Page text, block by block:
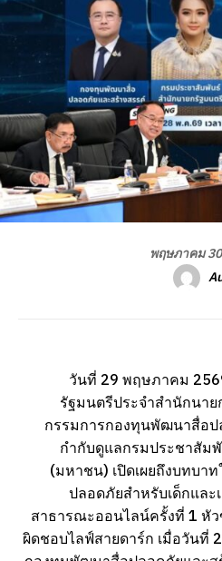
พฤษภาคม
วันที่ 29 พฤษภาคม
รัฐมนตรีประจำสำนักนา
กรรมการกองทุนพัฒนาสื่อป
กำกับดูแลกรมประชาสัม
(มหาชน) เปิดเผยถึงบทบา
ปลอดภัยสำหรับเด็กและ
สาธารณะออนไลน์ครั้งที่ 1 หั
ผิดชอบไลฟ์สายดาร์ก เมื่อวันที่